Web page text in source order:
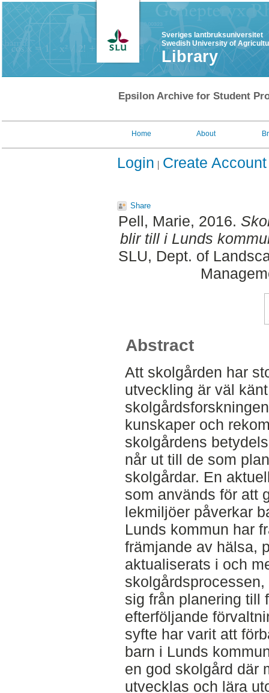
Sveriges lantbruksuniversitet
Swedish University of
Library
Epsilon Archive for Student
Home About
Login Create Account
Share
Pell, Marie, 2016.
blir till i Lunds
SLU, Dept. of
Abstract
Att skolgården har
utveckling är väl
kunskaper och
skolgårdens
når ut till de som
skolgårdar. En
som används för att
lekmiljöer påverkar
Lunds kommun har
främjande av hälsa,
aktualiserats i och
sig från planering till
efterföljande
syfte har varit att
barn i Lunds
en god skolgård där
utvecklas och lära